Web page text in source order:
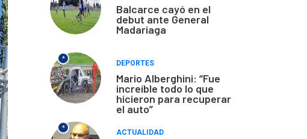
Balcarce cayó en el
debut ante General
Madariaga
*
DEPORTES
Mario Alberghini: “Fue
increíble todo lo que
hicieron para recuperar
el auto”
*
ACTUALIDAD